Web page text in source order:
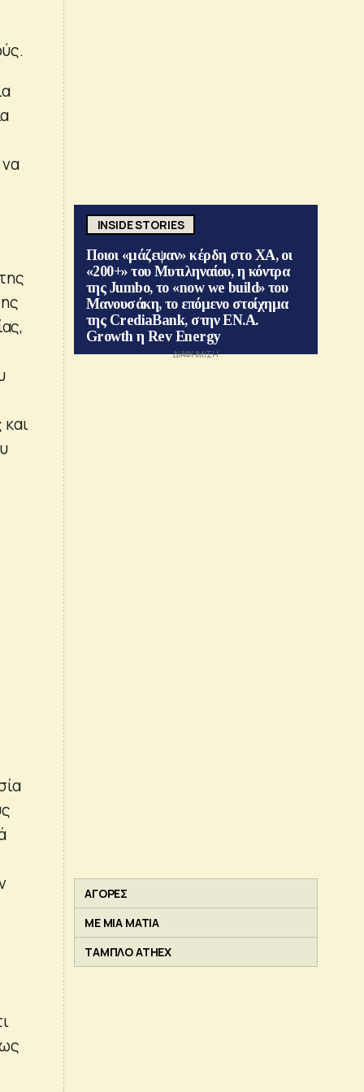
INSIDE STORIES
Ποιοι «μάζεψαν» κέρδη στο ΧΑ, οι
«200+» του Μυτιληναίου, η κόντρα
της Jumbo, το «now we build» του
Μανουσάκη, το επόμενο στοίχημα
της CrediaBank, στην ΕΝ.Α.
Growth η Rev Energy
ΑΓΟΡΕΣ
ΜΕ ΜΙΑ ΜΑΤΙΑ
ΤΑΜΠΛΟ ATHEX